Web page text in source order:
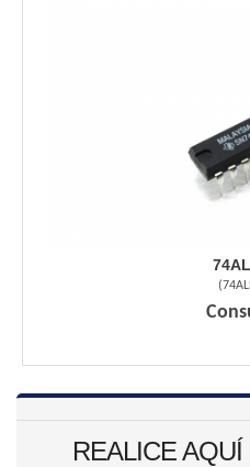
(
REALICE